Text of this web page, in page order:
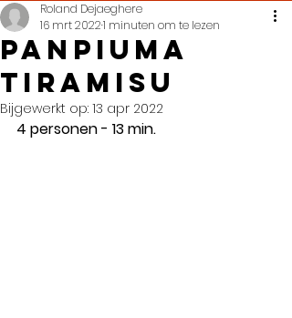
PANPIUMA
TIRAMISU
Roland Dejaeghere
16 mrt 20221 minuten om te lezen
Bijgewerkt op: 13 apr 2022
4 personen - 13 min.